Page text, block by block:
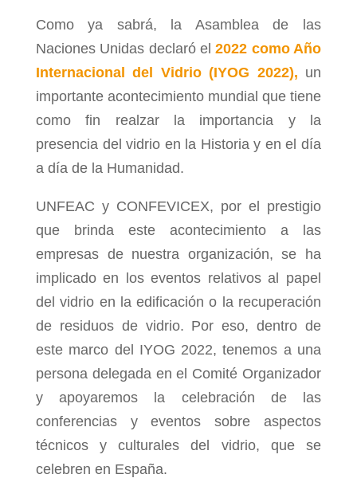
Como ya sabrá, la Asamblea de las
Naciones Unidas declaró el2022 como Año
Internacional del Vidrio (IYOG 2022), un
importante acontecimiento mundial que tiene
como fin realzar la importancia y la
presencia del vidrio en la Historia y en el día
a día de la Humanidad.
UNFEAC y CONFEVICEX, por el prestigio
que brinda este acontecimiento a las
empresas de nuestra organización, se ha
implicado en los eventos relativos al papel
del vidrio en la edificación o la recuperación
de residuos de vidrio. Por eso, dentro de
este marco del IYOG 2022, tenemos a una
persona delegada en el Comité Organizador
y apoyaremos la celebración de las
conferencias y eventos sobre aspectos
técnicos y culturales del vidrio, que se
celebren en España.